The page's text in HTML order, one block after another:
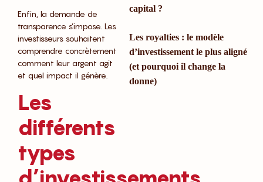
Enfin, la demande de
transparence s’impose. Les
investisseurs souhaitent
comprendre concrètement
comment leur argent agit
et quel impact il génère.
Les
différents
types
capital ?
Les royalties : le modèle
d’investissement le plus aligné
(et pourquoi il change la
donne)